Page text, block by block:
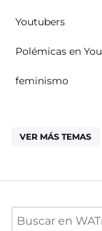
Youtubers
Polémicas en
feminismo
VER MÁS TEMAS